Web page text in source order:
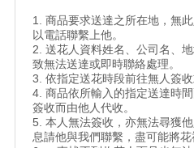
1. 商品要求送達之所在地，無
以電話聯繫上他。
2. 送花人資料姓名、公司名、
致無法送達或即時聯絡處理。
3. 依指定送花時段前往無人簽
4. 商品依所輸入的指定送達時
簽收而由他人代收。
5. 本人無法簽收，亦無法尋獲
息請他與我們聯繫，盡可能將花